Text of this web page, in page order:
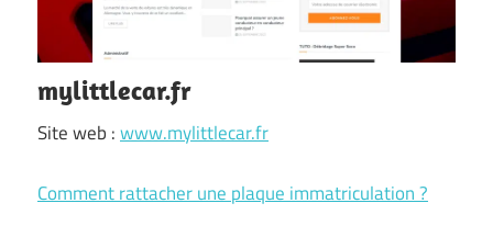
mylittlecar.fr
Site web :www.mylittlecar.fr
Comment rattacher une plaque immatriculation ?